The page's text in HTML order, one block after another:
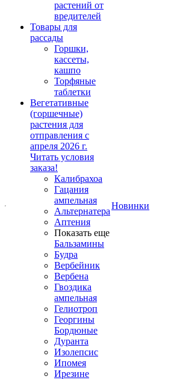
растений от
вредителей
Товары для
рассады
Горшки,
кассеты,
кашпо
Торфяные
таблетки
Вегетативные
(горшечные)
растения для
отправления с
апреля 2026 г.
Читать условия
заказа!
Калибрахоа
Гацания
ампельная
Альтернатера
Аптения
Показать еще
Бальзамины
Будра
Вербейник
Вербена
Гвоздика
ампельная
Гелиотроп
Георгины
Бордюные
Дуранта
Изолепсис
Ипомея
Ирезине
Новинки